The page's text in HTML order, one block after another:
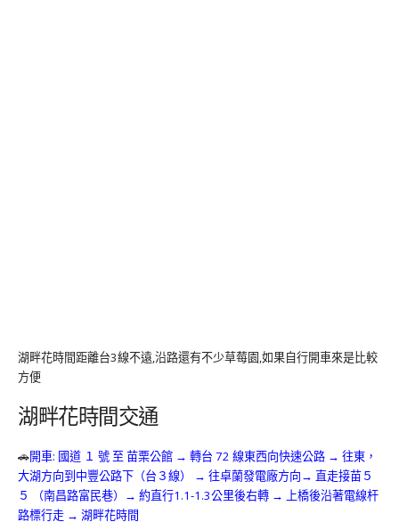
湖畔花時間距離台3線不遠,沿路還有不少草莓園,如果自行開車來是比較
方便
湖畔花時間交通
🚗開車: 國道 １ 號 至 苗栗公館 → 轉台 72 線東西向快速公路 → 往東，
大湖方向到中豐公路下（台３線） → 往卓蘭發電廠方向→ 直走接苗５
５ （南昌路富民巷）→ 約直行1.1-1.3公里後右轉 → 上橋後沿著電線杆
路標行走 → 湖畔花時間